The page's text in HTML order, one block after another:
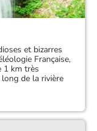
et bizarres
Française,
1 km très
long de la rivière